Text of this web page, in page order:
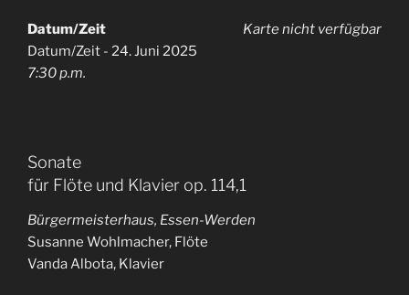
Karte nicht verfügbar
Datum/Zeit
Datum/Zeit - 24. Juni 2025
7:30 p.m.
Sonate
für Flöte und Klavier op. 114,1
Bürgermeisterhaus, Essen-Werden
Susanne Wohlmacher, Flöte
Vanda Albota, Klavier